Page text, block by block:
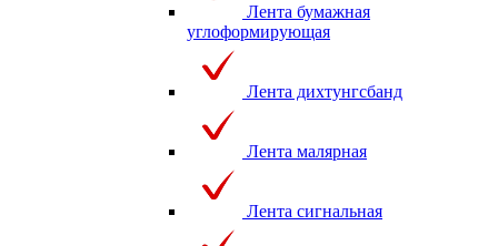
Лента бумажная
углоформирующая
Лента дихтунгсбанд
Лента малярная
Лента сигнальная